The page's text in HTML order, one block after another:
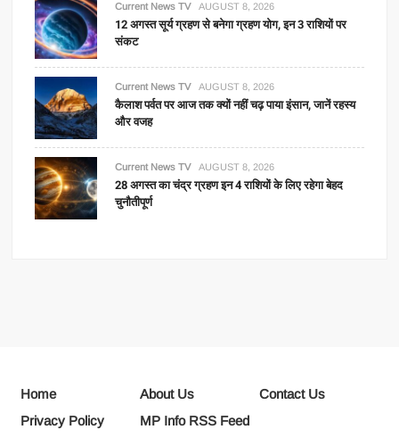
Current News TV AUGUST 8, 2026
12 अगस्त सूर्य ग्रहण से बनेगा ग्रहण योग, इन 3 राशियों पर
संकट
Current News TV AUGUST 8, 2026
कैलाश पर्वत पर आज तक क्यों नहीं चढ़ पाया इंसान, जानें रहस्य
और वजह
Current News TV AUGUST 8, 2026
28 अगस्त का चंद्र ग्रहण इन 4 राशियों के लिए रहेगा बेहद
चुनौतीपूर्ण
Home About Us
Contact Us
Privacy Policy
MP Info RSS Feed